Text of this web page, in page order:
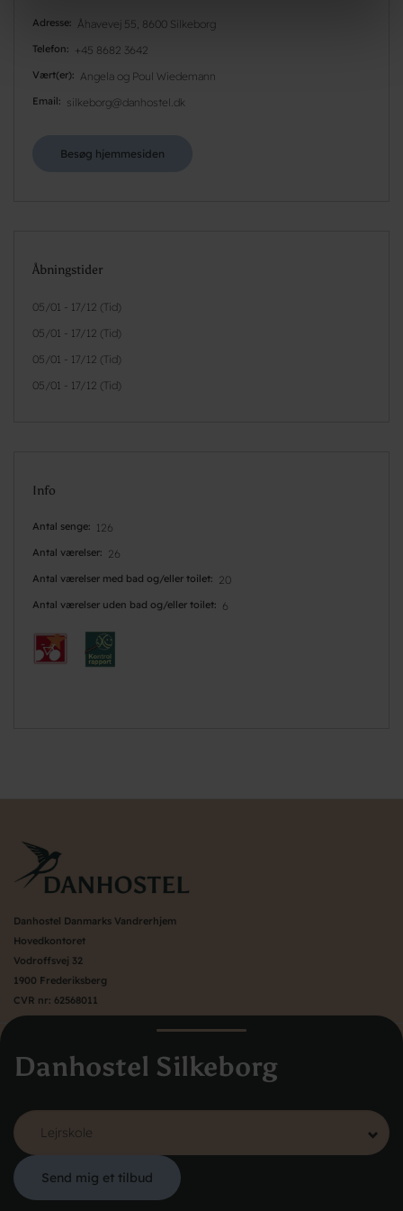
Danhostel Silkeborg
Send mig et tilbud
Adresse Åhavevej 55, 8600 Silkeborg
Telefon +45 8682 3642
Vært(er) Angela og Poul Wiedemann
Email silkeborg@danhostel.dk
Besøg hjemmesiden
Åbningstider
05/01 - 17/12 (Tid)
05/01 - 17/12 (Tid)
05/01 - 17/12 (Tid)
05/01 - 17/12 (Tid)
Info
Antal senge 126
Antal værelser 26
Antal værelser med bad og/eller toilet 20
Antal værelser uden bad og/eller toilet 6
Danhostel Danmarks Vandrerhjem
Hovedkontoret
Vodroffsvej 32
1900 Frederiksberg
CVR nr: 62568011
Om Danhostel
Presse
Generelle vilkår
Nyheder
Organisation (hovedkontor)Copyright © 2026 All rights reserved Danhostel